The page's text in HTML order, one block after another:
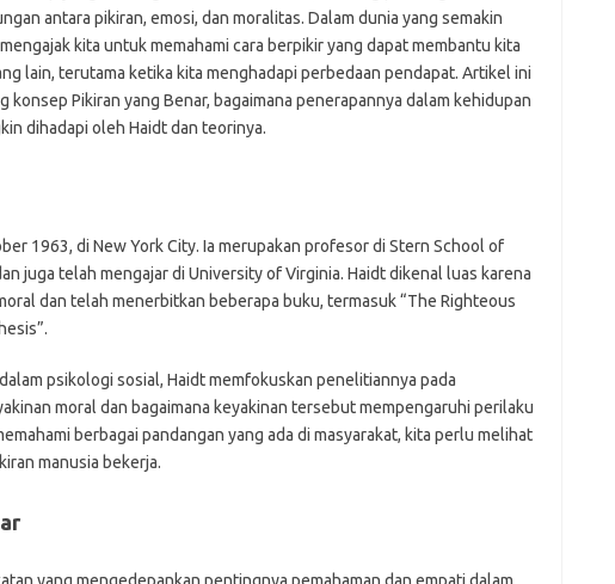
antara pikiran, emosi, dan moralitas. Dalam dunia yang semakin
kita untuk memahami cara berpikir yang dapat membantu kita
lain, terutama ketika kita menghadapi perbedaan pendapat. Artikel ini
konsep Pikiran yang Benar, bagaimana penerapannya dalam kehidupan
dihadapi oleh Haidt dan teorinya.
1963, di New York City. Ia merupakan profesor di Stern School of
juga telah mengajar di University of Virginia. Haidt dikenal luas karena
dan telah menerbitkan beberapa buku, termasuk “The Righteous
psikologi sosial, Haidt memfokuskan penelitiannya pada
moral dan bagaimana keyakinan tersebut mempengaruhi perilaku
berbagai pandangan yang ada di masyarakat, kita perlu melihat
manusia bekerja.
yang mengedepankan pentingnya pemahaman dan empati dalam